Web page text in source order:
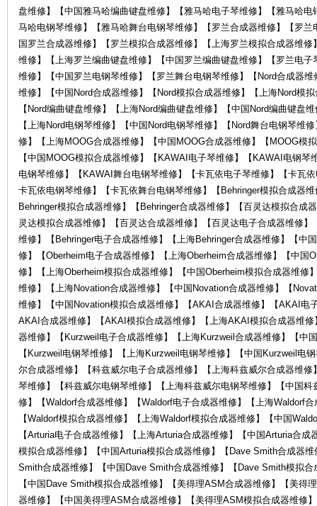
盘维修】【中国雅马哈编曲键盘维修】【雅马哈电子琴维修】【雅马哈
马哈电钢琴维修】【雅马哈舞台电钢琴维修】【罗兰合成器维修】【罗
国罗兰合成器维修】【罗兰模拟合成器维修】【上海罗兰模拟合成器维
维修】【上海罗兰编曲键盘维修】【中国罗兰编曲键盘维修】【罗兰电
维修】【中国罗兰电钢琴维修】【罗兰舞台电钢琴维修】【Nord合成器
维修】【中国Nord合成器维修】【Nord模拟合成器维修】【上海Nord模
【Nord编曲键盘维修】【上海Nord编曲键盘维修】【中国Nord编曲键盘
【上海Nord电钢琴维修】【中国Nord电钢琴维修】【Nord舞台电钢琴维
修】【上海MOOG合成器维修】【中国MOOG合成器维修】【MOOG模
【中国MOOG模拟合成器维修】【KAWAI电子琴维修】【KAWAI电钢
电钢琴维修】【KAWAI舞台电钢琴维修】【卡瓦依电子琴维修】【卡瓦
卡瓦依电钢琴维修】【卡瓦依舞台电钢琴维修】【Behringer模拟合成器
Behringer模拟合成器维修】【Behringer合成器维修】【百灵达模拟合成
灵达模拟合成器维修】【百灵达合成器维修】【百灵达电子合成器维修
维修】【Behringer电子合成器维修】【上海Behringer合成器维修】【中
修】【Oberheim电子合成器维修】【上海Oberheim合成器维修】【中国
修】【上海Oberheim模拟合成器维修】【中国Oberheim模拟合成器维修
维修】【上海Novation合成器维修】【中国Novation合成器维修】【
维修】【中国Novation模拟合成器维修】【AKAI合成器维修】【AKAI电
AKAI合成器维修】【AKAI模拟合成器维修】【上海AKAI模拟合成器维
器维修】【Kurzweil电子合成器维修】【上海Kurzweil合成器维修】【中
【Kurzweil电钢琴维修】【上海Kurzweil电钢琴维修】【中国Kurzweil电
尔合成器维修】【科兹威尔电子合成器维修】【上海科兹威尔合成器维
琴维修】【科兹威尔电钢琴维修】【上海科兹威尔电钢琴维修】【中国
修】【Waldorf合成器维修】【Waldorf电子合成器维修】【上海Waldorf
【Waldorf模拟合成器维修】【上海Waldorf模拟合成器维修】【中国
【Arturia电子合成器维修】【上海Arturia合成器维修】【中国Arturia合
模拟合成器维修】【中国Arturia模拟合成器维修】【Dave Smith合成器
Smith合成器维修】【中国Dave Smith合成器维修】【Dave Smith模拟
【中国Dave Smith模拟合成器维修】【美得理ASM合成器维修】【美得
器维修】【中国美得理ASM合成器维修】【美得理ASM模拟合成器维修